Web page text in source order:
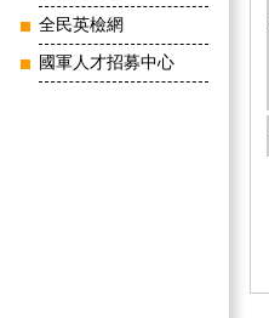
全民英檢網
國軍人才招募中心